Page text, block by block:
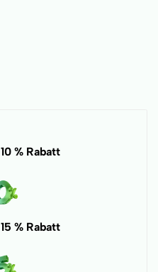
10 % Rabatt
15 % Rabatt